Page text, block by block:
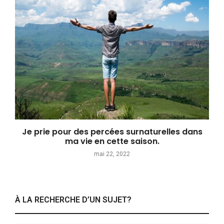
Je prie pour des percées surnaturelles dans
ma vie en cette saison.
mai 22, 2022
À LA RECHERCHE D’UN SUJET?